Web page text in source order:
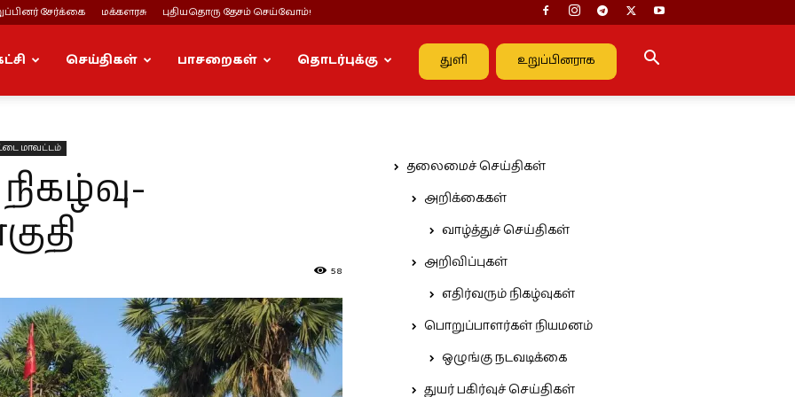
சேர்க்கை மக்களரசு புதியதொரு தேசம் செய்வோம்!
துளி உறுப்பினராக
செய்திகள் பாசறைகள் தொடர்புக்கு
மாவட்டம்
58
தலைமைச் செய்திகள்
அறிக்கைகள்
வாழ்த்துச் செய்திகள்
அறிவிப்புகள்
எதிர்வரும் நிகழ்வுகள்
பொறுப்பாளர்கள் நியமனம்
ஒழுங்கு நடவடிக்கை
துயர் பகிர்வுச் செய்திகள்